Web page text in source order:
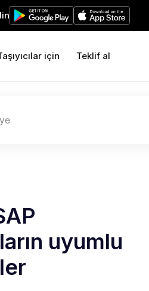
için Teklif al
uyumlu